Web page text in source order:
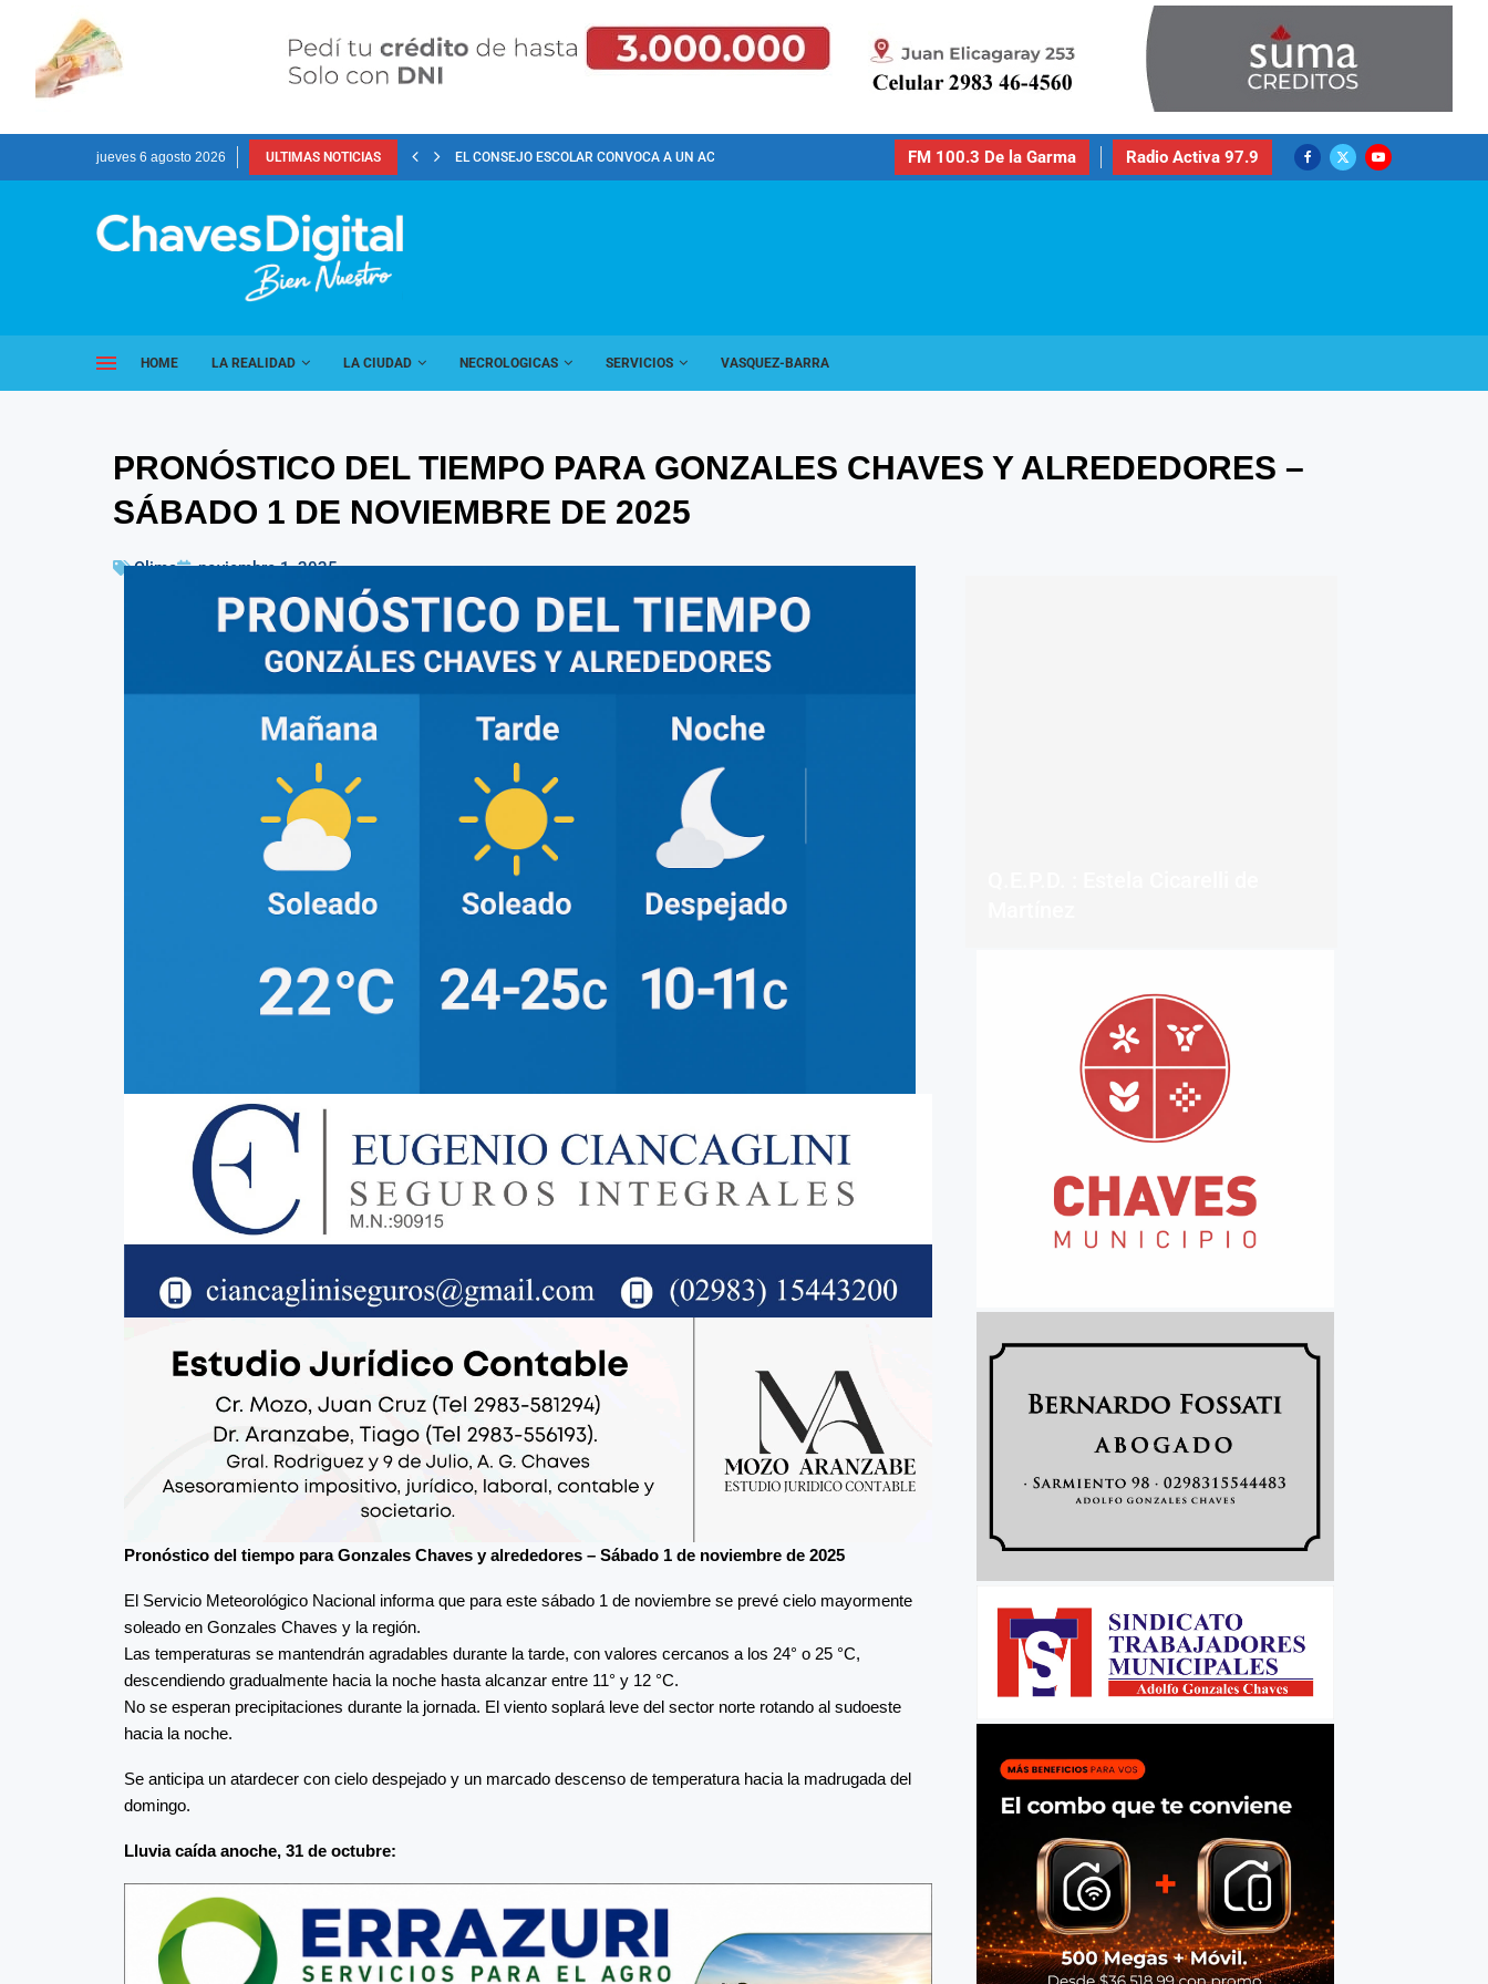
jueves 6 agosto 2026 ULTIMAS NOTICIAS EL CONSEJO ESCOLAR CONVOCA A UN ACTO PÚBLICO... FM 100.3 De la Garma Radio Activa 97.9
HOME LA REALIDAD LA CIUDAD NECROLOGICAS SERVICIOS VASQUEZ-BARRA
PRONÓSTICO DEL TIEMPO PARA GONZALES CHAVES Y ALREDEDORES –
SÁBADO 1 DE NOVIEMBRE DE 2025
Clima noviembre 1, 2025
Pronóstico del tiempo para Gonzales Chaves y alrededores – Sábado 1 de noviembre de 2025
El Servicio Meteorológico Nacional informa que para este sábado 1 de noviembre se prevé cielo mayormente
soleado en Gonzales Chaves y la región.
Las temperaturas se mantendrán agradables durante la tarde, con valores cercanos a los 24° o 25 °C,
descendiendo gradualmente hacia la noche hasta alcanzar entre 11° y 12 °C.
No se esperan precipitaciones durante la jornada. El viento soplará leve del sector norte rotando al sudoeste
hacia la noche.
Se anticipa un atardecer con cielo despejado y un marcado descenso de temperatura hacia la madrugada del
domingo.
Lluvia caída anoche, 31 de octubre: